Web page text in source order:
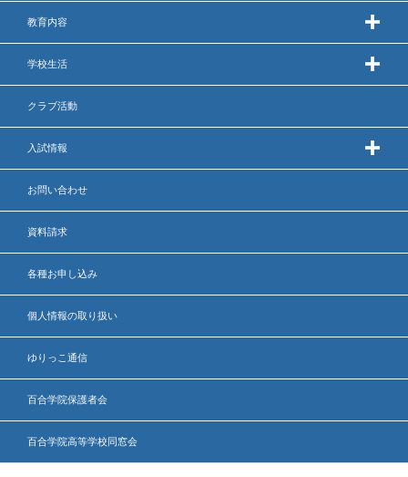
教育内容
学校生活
クラブ活動
入試情報
お問い合わせ
資料請求
各種お申し込み
個人情報の取り扱い
ゆりっこ通信
百合学院保護者会
百合学院高等学校同窓会